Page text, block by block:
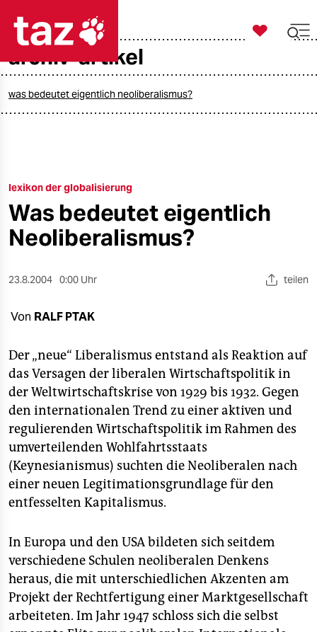
taz zahl ich
öko
gesellschaft
sport
berlin
nord
wahrheit
verlag
verlag
veranstaltungen
shop
unterstützen
abo
genossenschaft

taz zahl ich
archiv-artikel
was bedeutet eigentlich neoliberalismus?
lexikon der globalisierung
Was bedeutet eigentlich
Neoliberalismus?
23.8.2004 0:00 Uhr teilen
Von RALF PTAK
Der „neue“ Liberalismus entstand als Reaktion auf
das Versagen der liberalen Wirtschaftspolitik in
der Weltwirtschaftskrise von 1929 bis 1932. Gegen
den internationalen Trend zu einer aktiven und
regulierenden Wirtschaftspolitik im Rahmen des
umverteilenden Wohlfahrtsstaats
(Keynesianismus) suchten die Neoliberalen nach
einer neuen Legitimationsgrundlage für den
entfesselten Kapitalismus.
In Europa und den USA bildeten sich seitdem
verschiedene Schulen neoliberalen Denkens
heraus, die mit unterschiedlichen Akzenten am
Projekt der Rechtfertigung einer Marktgesellschaft
arbeiteten. Im Jahr 1947 schloss sich die selbst